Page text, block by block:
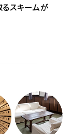
スキームが